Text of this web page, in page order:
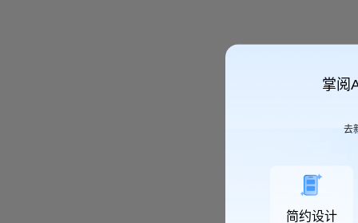
掌阅
去
简约设计